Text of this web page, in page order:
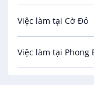
Công nghệ sinh học
Công nghệ thực
Việc làm tại Cờ Đỏ
Việc làm tại Phong